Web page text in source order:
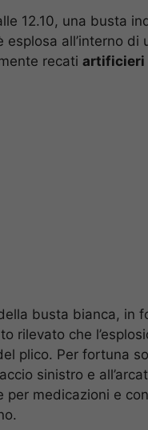
12.10, una busta
esplosa all’interno
recati artificieri
busta bianca, in
rilevato che
plico. Per fortuna
sinistro e
per medicazioni e